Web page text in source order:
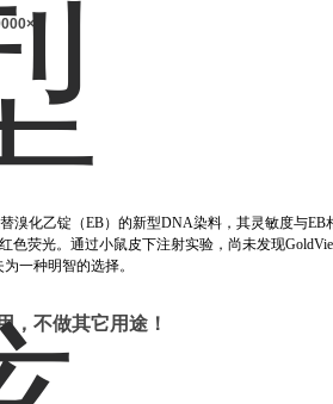
溴化乙锭（EB）的新型DNA染料，其灵敏度与EB
色荧光。通过小鼠皮下注射实验，尚未发现
为一种明智的选择。
，不做其它用途！